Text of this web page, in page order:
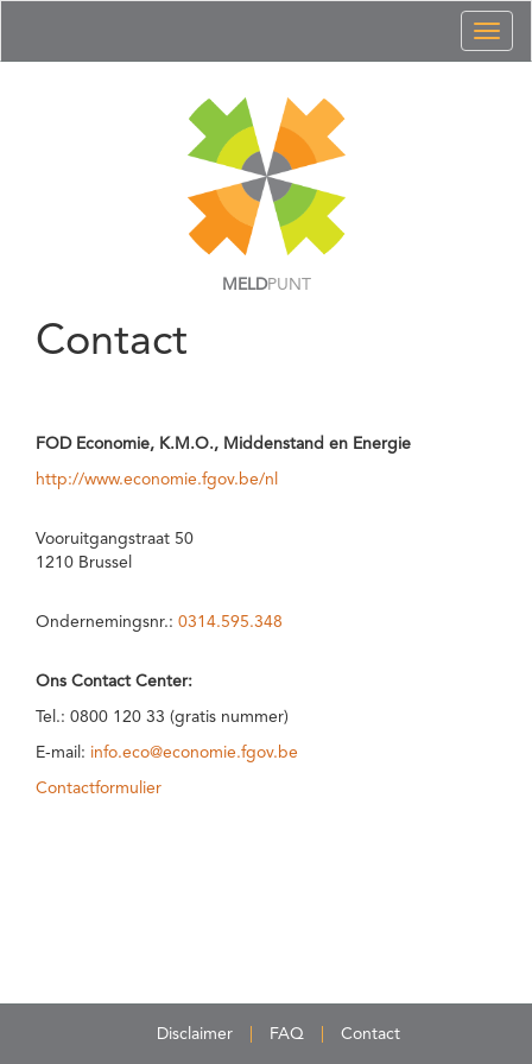
MELDPUNT
Contact
FOD Economie, K.M.O., Middenstand en Energie
http://www.economie.fgov.be/nl
Vooruitgangstraat 50
1210 Brussel
Ondernemingsnr.: 0314.595.348
Ons Contact Center:
Tel.: 0800 120 33 (gratis nummer)
E-mail: info.eco@economie.fgov.be
Contactformulier
Disclaimer FAQ Contact